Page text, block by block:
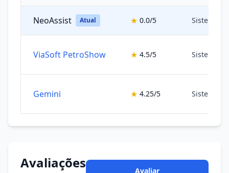
NeoAssist Atual ★ 0.0/5 Sistemas
ViaSoft PetroShow ★ 4.5/5 Sistemas
Gemini ★ 4.25/5 Sistemas
Avaliações
Avaliar